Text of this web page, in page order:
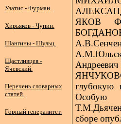
Узатис - Фурман.
Хирьяков - Чупин.
Шангины - Шульц.
Щастливцев -
Ячевский.
Перечень словарных
статей.
Горный генералитет.
ЯКОВ
глубокую
Особую
сборе